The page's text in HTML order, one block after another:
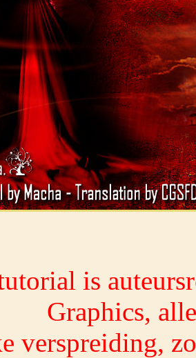
is
Graphics,
verspreiding,